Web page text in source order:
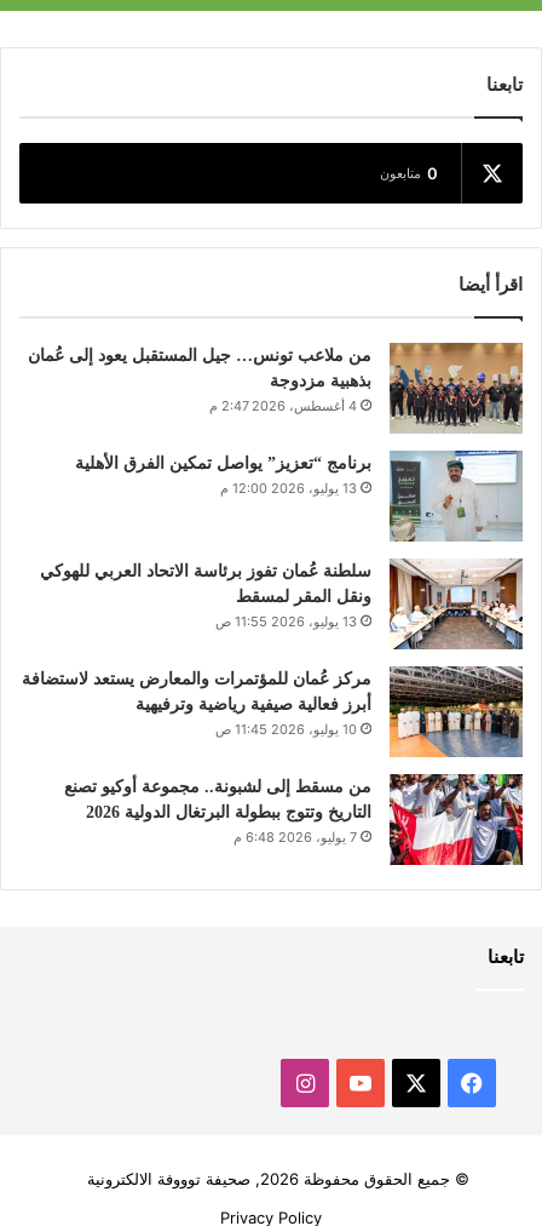
تابعنا
0 متابعون
اقرأ أيضا
من ملاعب تونس… جيل المستقبل يعود إلى عُمان
بذهبية مزدوجة
4 أغسطس، 2026 2:47 م
برنامج “تعزيز” يواصل تمكين الفرق الأهلية
13 يوليو، 2026 12:00 م
سلطنة عُمان تفوز برئاسة الاتحاد العربي للهوكي
ونقل المقر لمسقط
13 يوليو، 2026 11:55 ص
مركز عُمان للمؤتمرات والمعارض يستعد لاستضافة
أبرز فعالية صيفية رياضية وترفيهية
10 يوليو، 2026 11:45 ص
من مسقط إلى لشبونة.. مجموعة أوكيو تصنع
التاريخ وتتوج ببطولة البرتغال الدولية 2026
7 يوليو، 2026 6:48 م
تابعنا
فيسبوك ‫YouTubeانستقرام
© جميع الحقوق محفوظة 2026, صحيفة توووفة الالكترونية
Privacy Policy